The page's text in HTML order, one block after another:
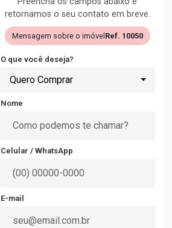
retornamos o seu contato em breve.
Mensagem sobre o imóvel Ref. 10050
O que você deseja?
Quero Comprar
Nome
Celular / WhatsApp
E-mail